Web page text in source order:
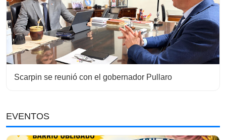
Scarpin se reunió con el gobernador Pullaro
EVENTOS